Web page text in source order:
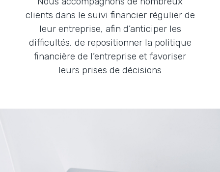
clients dans le suivi financier régulier de
leur entreprise, afin d’anticiper les
difficultés, de repositionner la politique
financière de l’entreprise et favoriser
leurs prises de décisions